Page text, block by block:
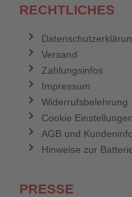
RECHTLICHES
Versand
Zahlungsinfos
Impressum
Widerrufsbelehrung
Cookie Einstellungen
AGB und
Hinweise zur
PRESSE